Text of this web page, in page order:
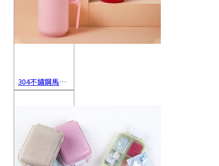
304不鏽鋼馬克杯 辦公必備咖啡杯 雙層隔熱防燙保溫杯 創意磨砂防滑水杯